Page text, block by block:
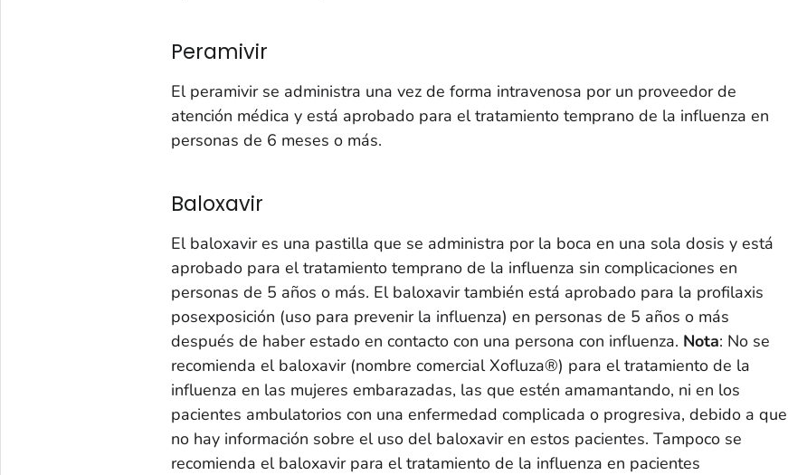
Peramivir
El peramivir se administra una vez de forma intravenosa por un proveedor de
atención médica y está aprobado para el tratamiento temprano de la influenza en
personas de 6 meses o más.
Baloxavir
El baloxavir es una pastilla que se administra por la boca en una sola dosis y está
aprobado para el tratamiento temprano de la influenza sin complicaciones en
personas de 5 años o más. El baloxavir también está aprobado para la profilaxis
posexposición (uso para prevenir la influenza) en personas de 5 años o más
después de haber estado en contacto con una persona con influenza. Nota: No se
recomienda el baloxavir (nombre comercial Xofluza®) para el tratamiento de la
influenza en las mujeres embarazadas, las que estén amamantando, ni en los
pacientes ambulatorios con una enfermedad complicada o progresiva, debido a que
no hay información sobre el uso del baloxavir en estos pacientes. Tampoco se
recomienda el baloxavir para el tratamiento de la influenza en pacientes